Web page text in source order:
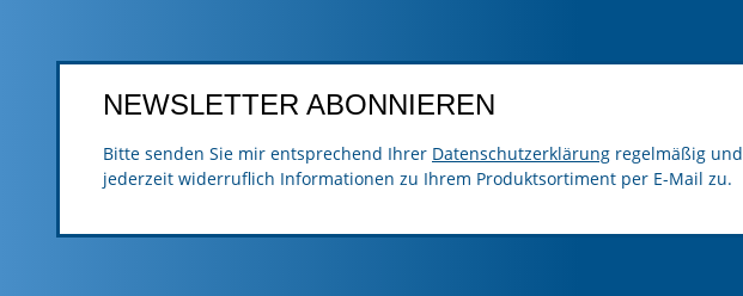
NEWSLETTER ABONNIEREN
Bitte senden Sie mir entsprechend Ihrer Datenschutzerklärung regelmäßig und
jederzeit widerruflich Informationen zu Ihrem Produktsortiment per E-Mail zu.